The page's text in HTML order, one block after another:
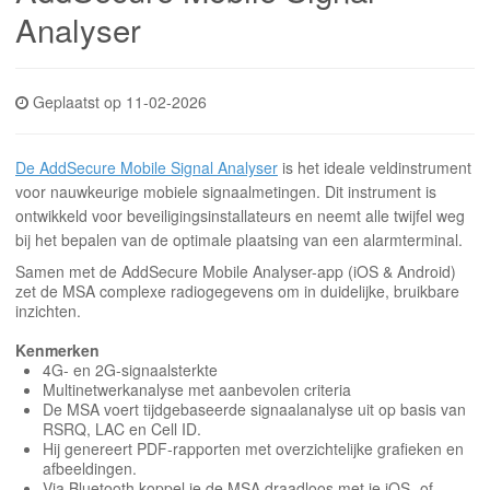
Analyser
Geplaatst op 11-02-2026
De AddSecure Mobile Signal Analyser is het ideale veldinstrument
voor nauwkeurige mobiele signaalmetingen. Dit instrument is
ontwikkeld voor beveiligingsinstallateurs en neemt alle twijfel weg
bij het bepalen van de optimale plaatsing van een alarmterminal.
Samen met de AddSecure Mobile Analyser-app (iOS & Android)
zet de MSA complexe radiogegevens om in duidelijke, bruikbare
inzichten.
Kenmerken
4G- en 2G-signaalsterkte
Multinetwerkanalyse met aanbevolen criteria
De MSA voert tijdgebaseerde signaalanalyse uit op basis van
RSRQ, LAC en Cell ID.
Hij genereert PDF-rapporten met overzichtelijke grafieken en
afbeeldingen.